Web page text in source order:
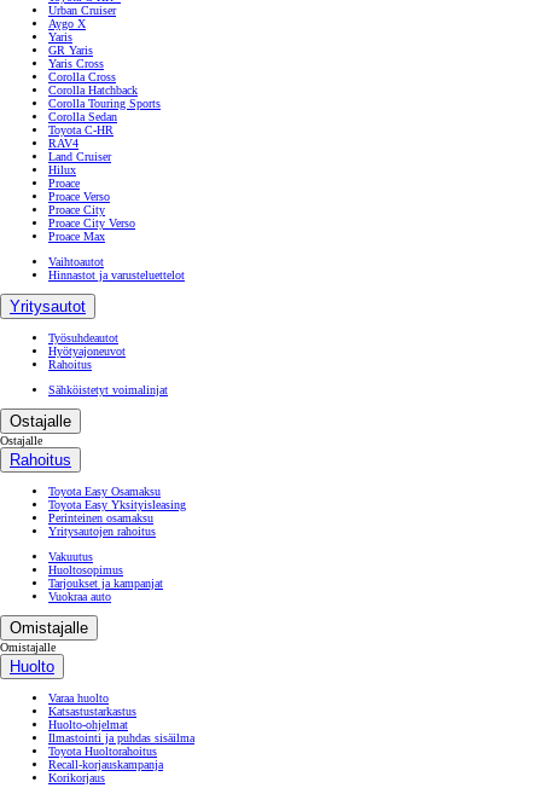
Urban Cruiser
Aygo X
Yaris
GR Yaris
Yaris Cross
Corolla Cross
Corolla Hatchback
Corolla Touring Sports
Corolla Sedan
Toyota C-HR
RAV4
Land Cruiser
Hilux
Proace
Proace Verso
Proace City
Proace City Verso
Proace Max
Vaihtoautot
Hinnastot ja varusteluettelot
Yritysautot
Työsuhdeautot
Hyötyajoneuvot
Rahoitus
Sähköistetyt voimalinjat
Ostajalle
Ostajalle
Rahoitus
Toyota Easy Osamaksu
Toyota Easy Yksityisleasing
Perinteinen osamaksu
Yritysautojen rahoitus
Vakuutus
Huoltosopimus
Tarjoukset ja kampanjat
Vuokraa auto
Omistajalle
Omistajalle
Huolto
Varaa huolto
Katsastustarkastus
Huolto-ohjelmat
Ilmastointi ja puhdas sisäilma
Toyota Huoltorahoitus
Recall-korjauskampanja
Korikorjaus